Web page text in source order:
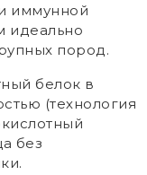
иммунной
идеально
пород.
белок в
(технология
без